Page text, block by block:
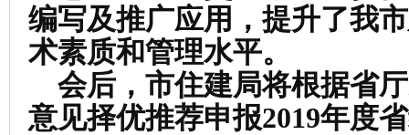
编写及推广应用，提升了我
术素质和管理水平。
会后，市住建局将根据省
意见择优推荐申报2019年度